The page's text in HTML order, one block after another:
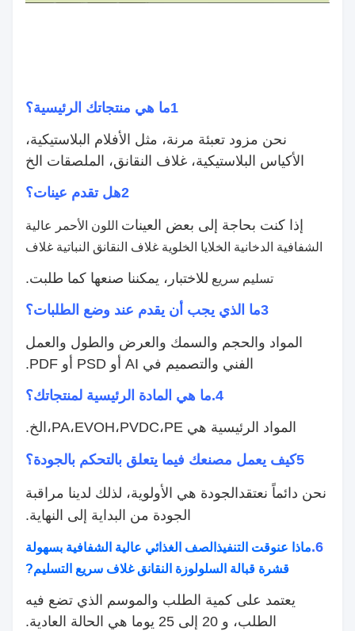
1ما هي منتجاتك الرئيسية؟
نحن مزود تعبئة مرنة، مثل الأفلام البلاستيكية،
الأكياس البلاستيكية، غلاف النقانق، الملصقات الخ
2هل تقدم عينات؟
إذا كنت بحاجة إلى بعض العينات اللون الأحمر عالية
الشفافية الدخانية الخلايا الخلوية غلاف النقانق النباتية غلاف
تسليم سريع للاختبار، يمكننا صنعها كما طلبت.
3ما الذي يجب أن يقدم عند وضع الطلبات؟
المواد والحجم والسمك والعرض والطول والعمل
الفني والتصميم في AI أو PSD أو PDF.
4. ما هي المادة الرئيسية لمنتجاتك؟
المواد الرئيسية هي PA،EVOH،PVDC،PE،الخ.
5كيف يعمل مصنعك فيما يتعلق بالتحكم بالجودة؟
نحن دائماً نعتقدالجودة هي الأولوية، لذلك لدينا مراقبة
الجودة من البداية إلى النهاية.
6. ماذا عنوقت التنفيذالصف الغذائي عالية الشفافية بسهولة
قشرة قبالة السلولوزة النقانق غلاف سريع التسليم?
يعتمد على كمية الطلب والموسم الذي تضع فيه
الطلب، و 20 إلى 25 يوما هي الحالة العادية.